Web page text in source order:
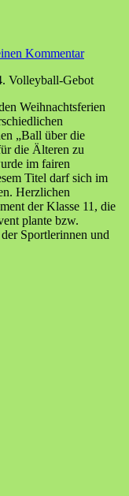
Kommentar
Volleyball-Gebot
Weihnachtsferien
„Ball über die
die Älteren zu
im fairen
Titel darf sich im
Herzlichen
der Klasse 11, die
plante bzw.
Sportlerinnen und